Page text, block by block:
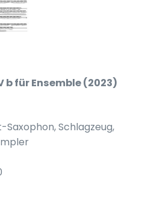
b für Ensemble (2023)
Schlagzeug,